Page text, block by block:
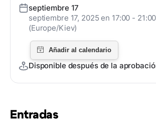
Entradas
septiembre 17
septiembre 17, 2025 en 17:00 - 21:00
(Europe/Kiev)
Disponible después de la